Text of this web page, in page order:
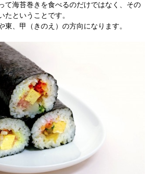
て海苔巻きを食べるのだけではなく、その
たということです。
東、甲（きのえ）の方向になります。